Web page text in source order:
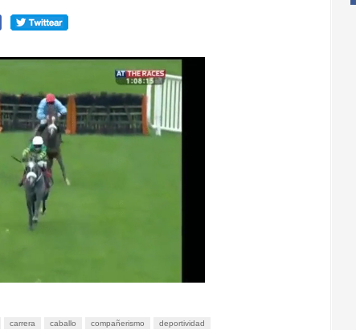
carrera caballo compañerismo deportividad